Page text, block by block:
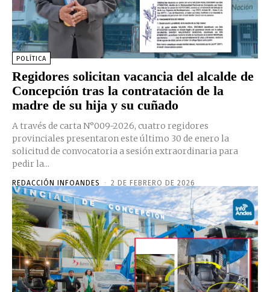
POLÍTICA
Regidores solicitan vacancia del alcalde de
Concepción tras la contratación de la
madre de su hija y su cuñado
A través de carta N°009-2026, cuatro regidores
provinciales presentaron este último 30 de enero la
solicitud de convocatoria a sesión extraordinaria para
pedir la...
REDACCIÓN INFOANDES - 2 DE FEBRERO DE 2026